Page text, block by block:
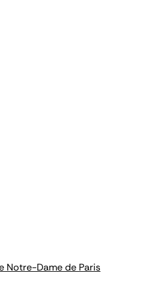
Notre-Dame de Paris